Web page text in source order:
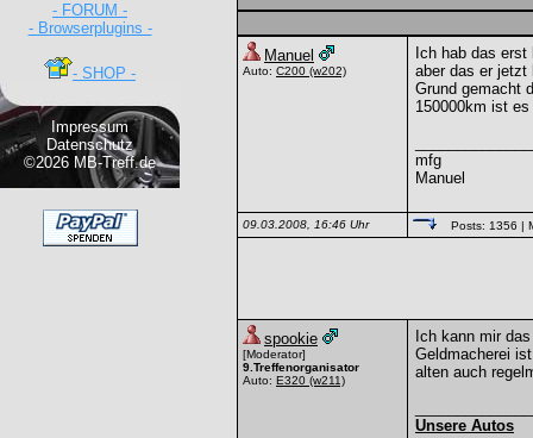
- FORUM -
- Browserplugins -
- SHOP -
Impressum
Datenschutz
©2026 MB-Treff.de
Manuel
Auto: C200 (w202)
Ich hab das
aber das er jetzt
Grund gemacht
150000km ist
mfg
Manuel
09.03.2008, 16:46 Uhr Posts: 1356 |
spookie
[Moderator]
9.Treffenorganisator
Auto: E320 (w211)
Ich kann mir
Geldmacherei
alten auch
Unsere Autos